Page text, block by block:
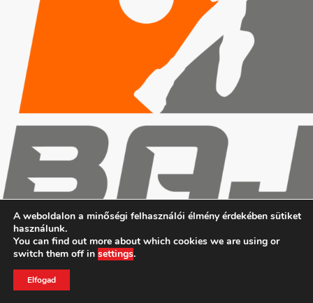
Copyright (c) 2019 MAFC
ADATVÉDELMI IRÁNYELVEK
A weboldalon a minőségi felhasználói élmény érdekében sütiket
használunk.
You can find out more about which cookies we are using or
switch them off in settings.
Elfogad